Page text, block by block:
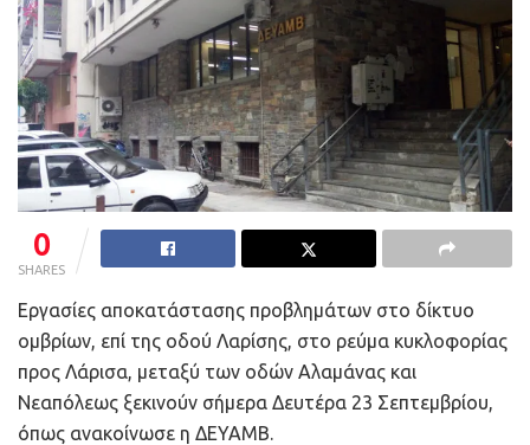
0
SHARES
Εργασίες αποκατάστασης προβλημάτων στο δίκτυο
ομβρίων, επί της οδού Λαρίσης, στο ρεύμα κυκλοφορίας
προς Λάρισα, μεταξύ των οδών Αλαμάνας και
Νεαπόλεως ξεκινούν σήμερα Δευτέρα 23 Σεπτεμβρίου,
όπως ανακοίνωσε η ΔΕΥΑΜΒ.